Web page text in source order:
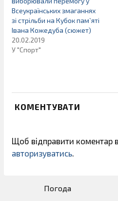
Всеукраїнських змаганнях
зі стрільби на Кубок пам`яті
Івана Кожедуба (сюжет)
20.02.2019
У "Спорт"
КОМЕНТУВАТИ
Щоб відправити коментар
авторизуватись.
Погода